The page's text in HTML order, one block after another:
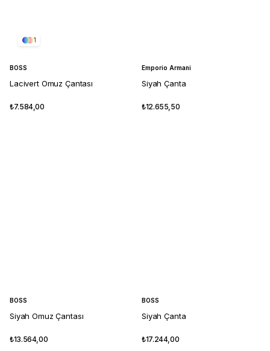
1
BOSS
Lacivert Omuz Çantası
₺7.584,00
Emporio Armani
Siyah Çanta
₺12.655,50
BOSS
Siyah Omuz Çantası
₺13.564,00
BOSS
Siyah Çanta
₺17.244,00